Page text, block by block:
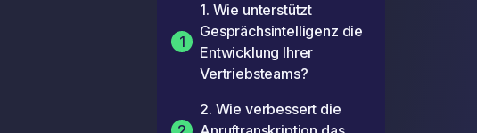
1
1. Wie unterstützt
Gesprächsintelligenz die
Entwicklung Ihrer
Vertriebsteams?
2. Wie verbessert die